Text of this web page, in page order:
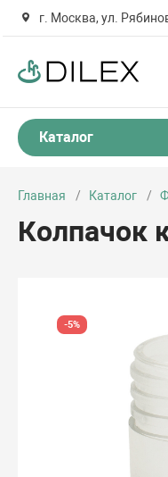
г. Москва, ул.
Каталог
Главная Каталог
Колпачок
-5%